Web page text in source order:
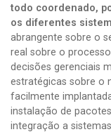
todo coordenado,
os diferentes
abrangente sobre o
real sobre o
decisões gerenciais
estratégicas sobre o
facilmente
instalação de
integração a